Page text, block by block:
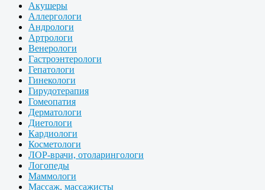
Акушеры
Аллергологи
Андрологи
Артрологи
Венерологи
Гастроэнтерологи
Гепатологи
Гинекологи
Гирудотерапия
Гомеопатия
Дерматологи
Диетологи
Кардиологи
Косметологи
ЛОР-врачи, отоларингологи
Логопеды
Маммологи
Массаж, массажисты